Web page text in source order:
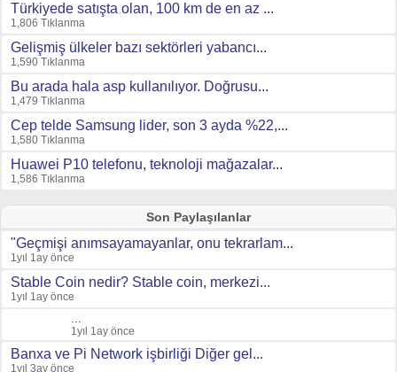
Türkiyede satışta olan, 100 km de en az ...
1,806 Tıklanma
Gelişmiş ülkeler bazı sektörleri yabancı...
1,590 Tıklanma
Bu arada hala asp kullanılıyor. Doğrusu...
1,479 Tıklanma
Cep telde Samsung lider, son 3 ayda %22,...
1,580 Tıklanma
Huawei P10 telefonu, teknoloji mağazalar...
1,586 Tıklanma
Son Paylaşılanlar
"Geçmişi anımsayamayanlar, onu tekrarlam...
1yıl 1ay önce
Stable Coin nedir? Stable coin, merkezi...
1yıl 1ay önce
...
1yıl 1ay önce
Banxa ve Pi Network işbirliği Diğer gel...
1yıl 3ay önce